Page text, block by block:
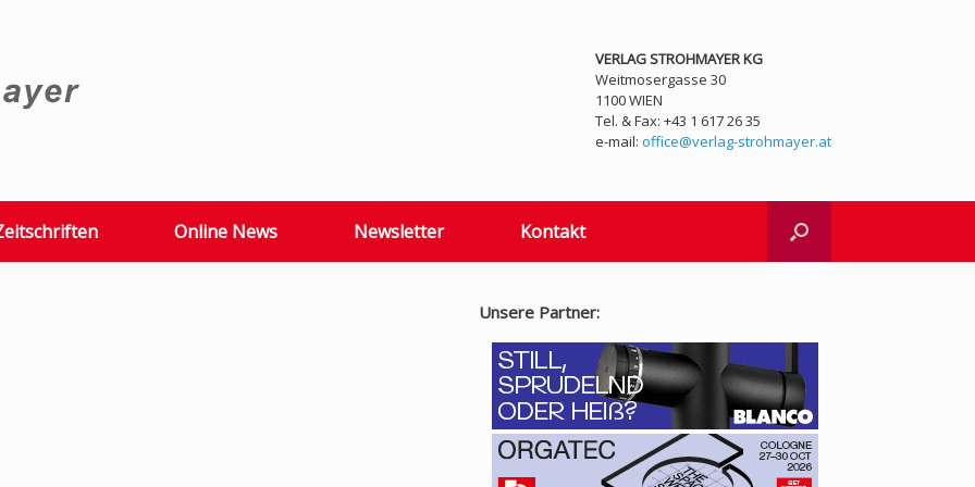
VERLAG STROHMAYER KG
Weitmosergasse 30
1100 WIEN
Tel. & Fax: +43 1 617 26 35
e-mail: office@verlag-strohmayer.at
Online News Newsletter Kontakt
Unsere Partner: